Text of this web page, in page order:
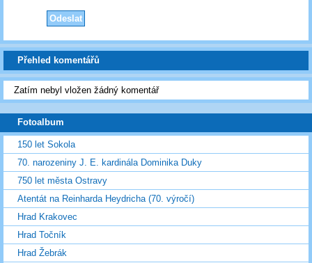
Přehled komentářů
Zatím nebyl vložen žádný komentář
Fotoalbum
150 let Sokola
70. narozeniny J. E. kardinála Dominika Duky
750 let města Ostravy
Atentát na Reinharda Heydricha (70. výročí)
Hrad Krakovec
Hrad Točník
Hrad Žebrák